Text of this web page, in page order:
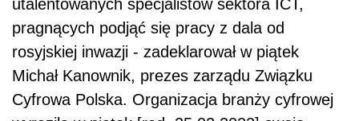
utalentowanych specjalistów sektora ICT,
pragnących podjąć się pracy z dala od
rosyjskiej inwazji - zadeklarował w piątek
Michał Kanownik, prezes zarządu Związku
Cyfrowa Polska. Organizacja branży cyfrowej